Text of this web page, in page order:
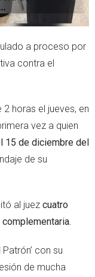
a proceso por
contra el
horas el jueves, en
vez a quien
15 de diciembre del
de su
al juez cuatro
con su
de mucha